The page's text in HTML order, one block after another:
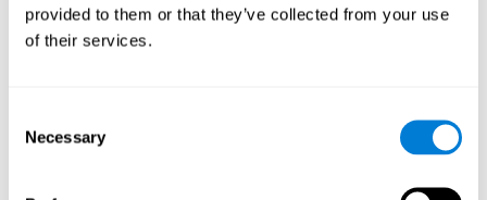
provided to them or that they’ve collected from your use
of their services.
Selection
Necessary
hixiene do sono (actividades, rutinas e factores que afectan
o sono) e síntomas asociados (irritabilidade e falta de
A presenza de alteracións nalgunhas habilidades cognitivas pode
cognitivas do usuario pode indicar o grave das alteracións